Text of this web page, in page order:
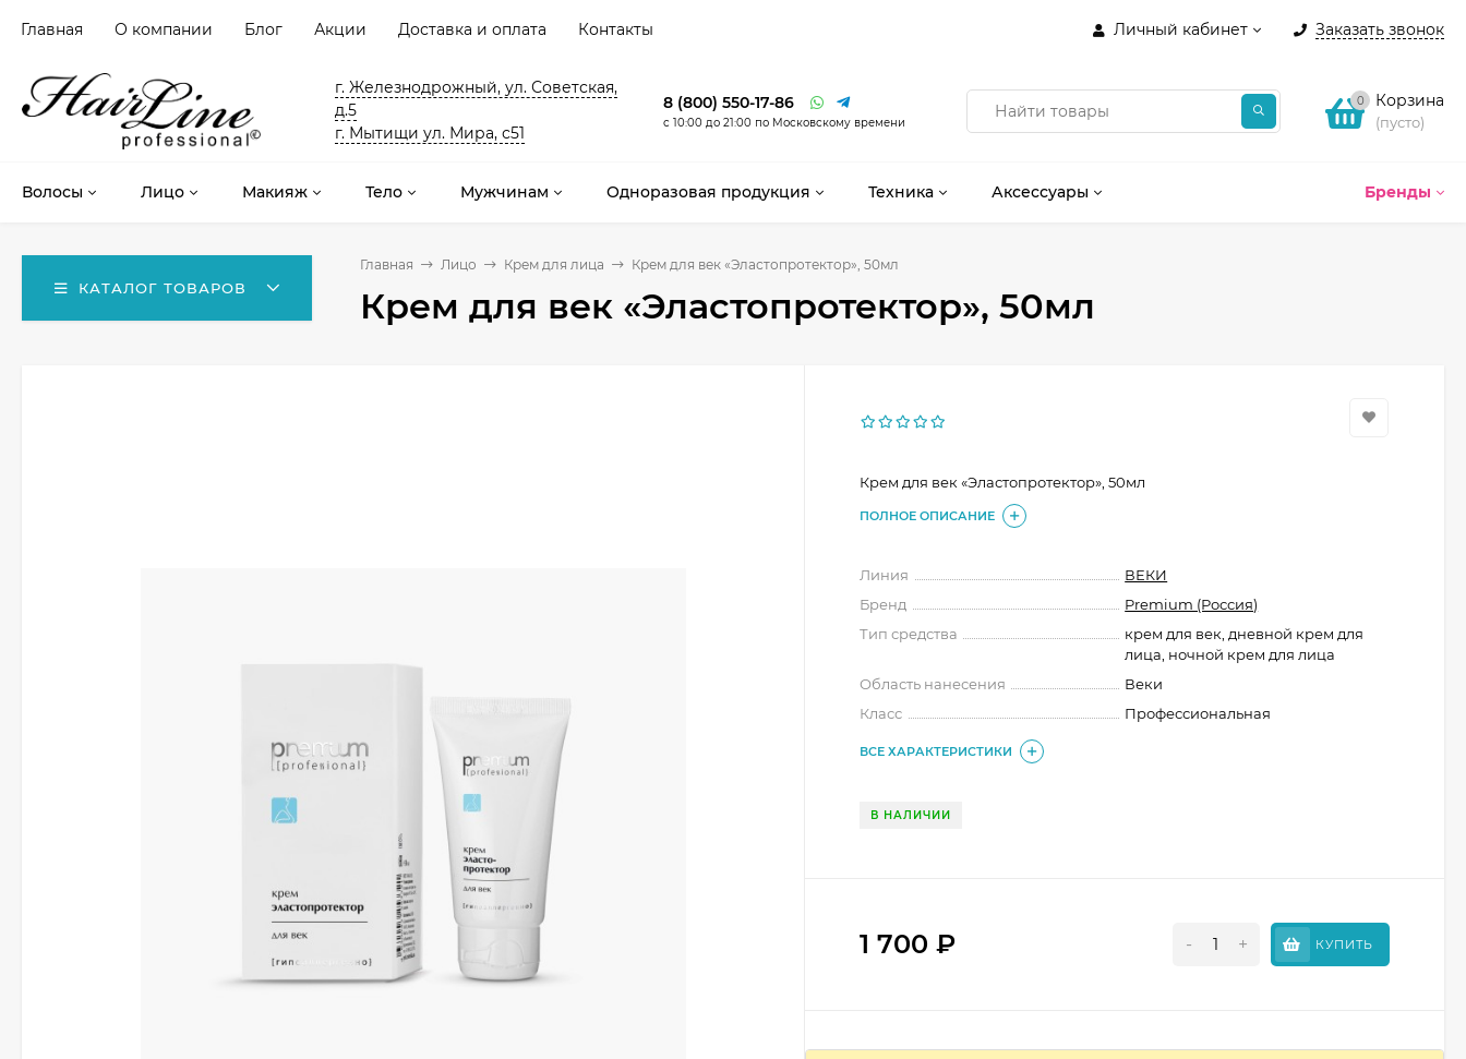
Личный кабинет Заказать звонок
Главная О компании Блог Акции Доставка и оплата Контакты
г. Железнодрожный, ул. Советская,
д.5
г. Мытищи ул. Мира, с51
8 (800) 550-17-86
с 10:00 до 21:00 по Московскому времени
0 Корзина
(пусто)
Бренды
Волосы Лицо Макияж Тело Мужчинам Одноразовая продукция Техника Аксессуары
КАТАЛОГ ТОВАРОВ
Главная Лицо Крем для лица Крем для век «Эластопротектор», 50мл
Крем для век «Эластопротектор», 50мл
Крем для век «Эластопротектор», 50мл
ПОЛНОЕ ОПИСАНИЕ
Линия
ВЕКИ
Бренд
Premium (Россия)
Тип средства
крем для век, дневной крем для
лица, ночной крем для лица
Область нанесения
Веки
Класс
Профессиональная
ВСЕ ХАРАКТЕРИСТИКИ
В НАЛИЧИИ
1 700₽ - + КУПИТЬ